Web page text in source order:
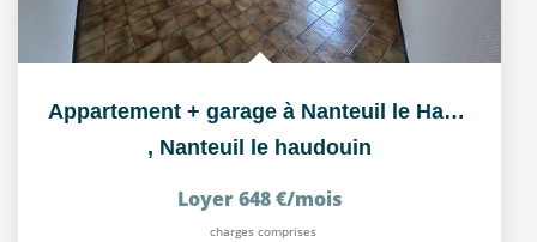
Appartement + garage à Nanteuil le Haudouin (60440)
, Nanteuil le haudouin
Loyer 648 €/mois
charges comprises